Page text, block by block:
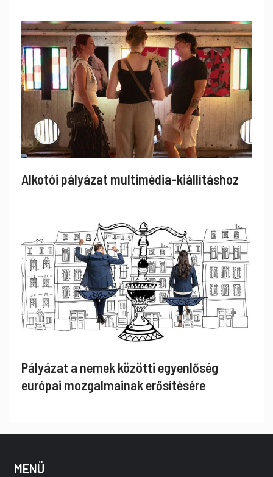
Alkotói pályázat multimédia-kiállításhoz
Pályázat a nemek közötti egyenlőség
európai mozgalmainak erősítésére
MENÜ